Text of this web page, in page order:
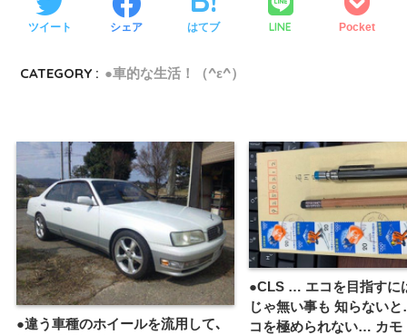
ツイート シェア はてブ LINE Pocket
CATEGORY : ●車的な生活！（^ε^）
●違う車種のホイールを流用して､
●CLS … エコを目指すに
じゃ無い事も 知らない
コを極められない… カモ